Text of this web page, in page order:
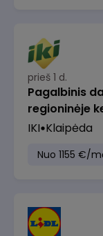
prieš 1 d.
Pagalbinis
regioninėje
IKI Klaipėda
Nuo 1155 €/